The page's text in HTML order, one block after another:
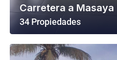
Carretera a Masaya
34 Propiedades
Ver Todas Las Propiedades